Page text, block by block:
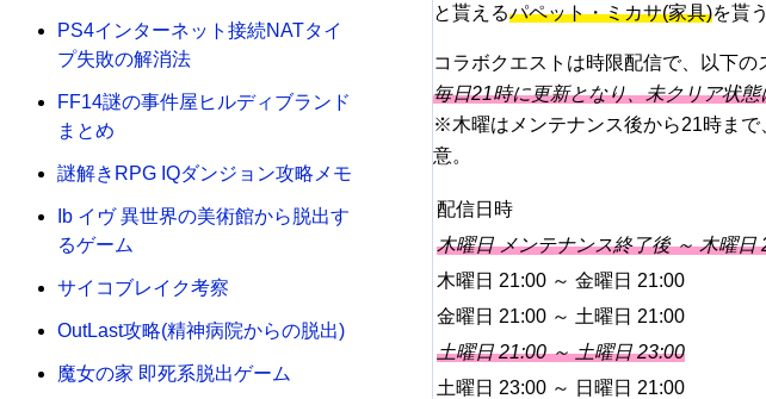
PS4インターネット接続NATタイ
プ失敗の解消法
FF14謎の事件屋ヒルディブランド
まとめ
謎解きRPG IQダンジョン攻略メモ
Ib イヴ 異世界の美術館から脱出す
るゲーム
サイコブレイク考察
OutLast攻略(精神病院からの脱出)
魔女の家 即死系脱出ゲーム
と貰えるパペット・ミカサ(家具)を貰
コラボクエストは時限配信で、以下の
毎日21時に更新となり、未クリア状態
※木曜はメンテナンス後から21時ま
意。
配信日時
木曜日 メンテナンス終了後 ～ 木曜日
木曜日 21:00 ～ 金曜日 21:00
金曜日 21:00 ～ 土曜日 21:00
土曜日 21:00 ～ 土曜日 23:00
土曜日 23:00 ～ 日曜日 21:00